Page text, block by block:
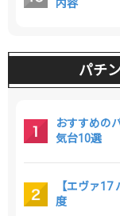
内容
パチ
おすすめの
気台10選
【エヴァ
度